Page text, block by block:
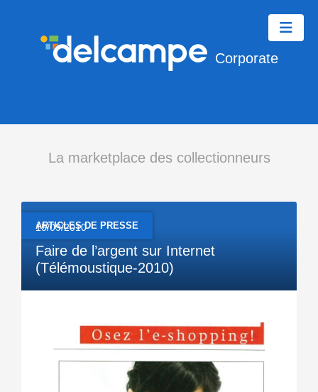
Corporate
La marketplace des collectionneurs
ARTICLES DE PRESSE
15/09/2010
Faire de l’argent sur Internet
(Télémoustique-2010)